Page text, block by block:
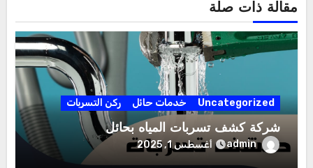
مقالة ذات صلة
Uncategorized خدمات حائل ركن التسربات
شركة كشف تسربات المياه بحائل
admin أغسطس 1, 2025